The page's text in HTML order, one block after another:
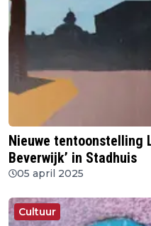
Nieuwe tentoonstelling
Beverwijk’ in Stadhuis
05 april 2025
Cultuur